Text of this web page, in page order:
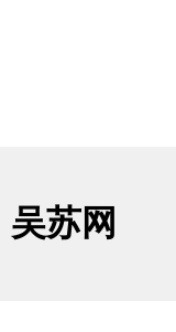
吴苏网